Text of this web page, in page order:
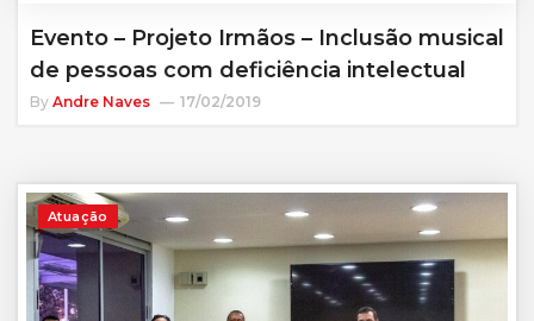
Evento – Projeto Irmãos – Inclusão musical
de pessoas com deficiência intelectual
By Andre Naves 17/02/2019
Atuação